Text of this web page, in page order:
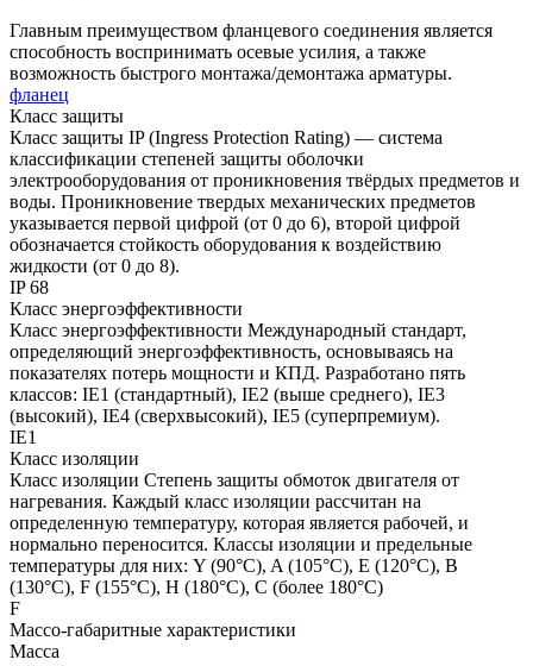
Главным преимуществом фланцевого соединения является
способность воспринимать осевые усилия, а также
возможность быстрого монтажа/демонтажа арматуры.
фланец
Класс защиты
Класс защиты IP (Ingress Protection Rating) — система
классификации степеней защиты оболочки
электрооборудования от проникновения твёрдых предметов и
воды. Проникновение твердых механических предметов
указывается первой цифрой (от 0 до 6), второй цифрой
обозначается стойкость оборудования к воздействию
жидкости (от 0 до 8).
IP 68
Класс энергоэффективности
Класс энергоэффективности Международный стандарт,
определяющий энергоэффективность, основываясь на
показателях потерь мощности и КПД. Разработано пять
классов: IE1 (стандартный), IE2 (выше среднего), IE3
(высокий), IE4 (сверхвысокий), IE5 (суперпремиум).
IE1
Класс изоляции
Класс изоляции Степень защиты обмоток двигателя от
нагревания. Каждый класс изоляции рассчитан на
определенную температуру, которая является рабочей, и
нормально переносится. Классы изоляции и предельные
температуры для них: Y (90°С), A (105°С), E (120°С), B
(130°С), F (155°С), H (180°С), C (более 180°С)
F
Массо-габаритные характеристики
Масса